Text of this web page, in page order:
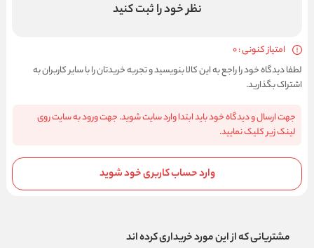
نظر خود را ثبت کنید
امتیاز کنونی : 0
لطفا دیدگاه خود را راجع به این کالا بنویسید و تجربه خریدتان را با سایر کاربران به
اشتراک بگذارید.
جهت ارسال و دیدگاه خود باید ابتدا وارد سایت شوید. جهت ورود به سایت روی
لینک زیر کلیک نمایید.
وارد حساب کاربری خود شوید
مشتریانی که از این مورد خریداری کرده اند